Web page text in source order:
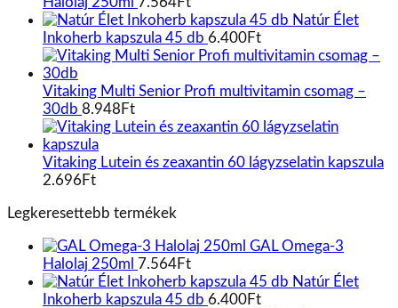
Natúr Élet
Inkoherb kapszula 45 db 6.400Ft
Vitaking Multi Senior Profi multivitamin csomag –
30db 8.948 Ft
Vitaking Lutein és zeaxantin 60 lágyzselatin kapszula
2.696 Ft
Legkeresettebb termékek
GAL Omega-3
Halolaj 250ml 7.564Ft
Natúr Élet
Inkoherb kapszula 45 db 6.400Ft